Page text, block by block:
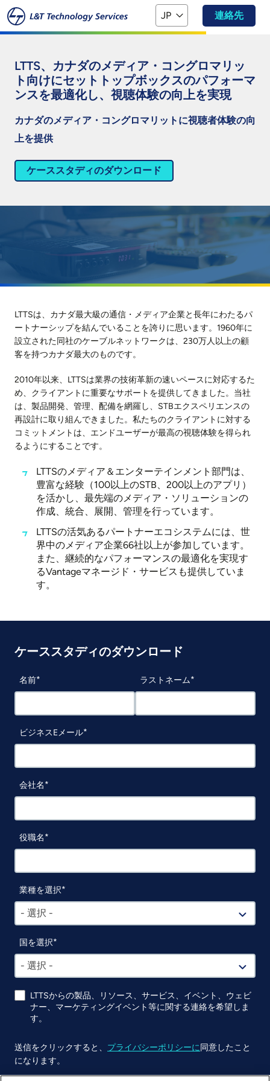
本文へスキップ
JP 連絡先
LTTS、カナダのメディア・コングロマリッ
ト向けにセットトップボックスのパフォーマ
ンスを最適化し、視聴体験の向上を実現
カナダのメディア・コングロマリットに視聴者体験の向
上を提供
ケーススタディのダウンロード
LTTSは、カナダ最大級の通信・メディア企業と長年にわたるパ
ートナーシップを結んでいることを誇りに思います。1960年に
設立された同社のケーブルネットワークは、230万人以上の顧
客を持つカナダ最大のものです。
2010年以来、LTTSは業界の技術革新の速いペースに対応するた
め、クライアントに重要なサポートを提供してきました。当社
は、製品開発、管理、配備を網羅し、STBエクスペリエンスの
再設計に取り組んできました。私たちのクライアントに対する
コミットメントは、エンドユーザーが最高の視聴体験を得られ
るようにすることです。
LTTSのメディア＆エンターテインメント部門は、
豊富な経験（100以上のSTB、200以上のアプリ）
を活かし、最先端のメディア・ソリューションの
作成、統合、展開、管理を行っています。
LTTSの活気あるパートナーエコシステムには、世
界中のメディア企業66社以上が参加しています。
また、継続的なパフォーマンスの最適化を実現す
るVantageマネージド・サービスも提供していま
す。
ケーススタディのダウンロード
名前 ラストネーム
ビジネスEメール
会社名
役職名
業種を選択
- 選択 -
国を選択
- 選択 -
LTTSからの製品、リソース、サービス、イベント、ウェビ
ナー、マーケティングイベント等に関する連絡を希望しま
す。
送信をクリックすると、 プライバシーポリシーに同意したこと
になります。